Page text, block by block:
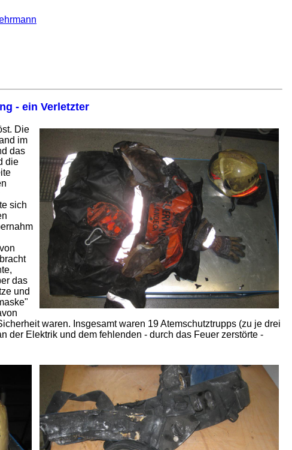
- ein Verletzter
Die
im
das
die
sich
das
und
waren. Insgesamt waren 19 Atemschutztrupps (zu je drei
der Elektrik und dem fehlenden - durch das Feuer zerstörte -